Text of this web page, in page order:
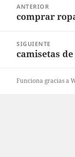
entradas
ANTERIOR
Entrada
comprar
SIGUIENTE
Entrada
camisetas
Funciona gracias a